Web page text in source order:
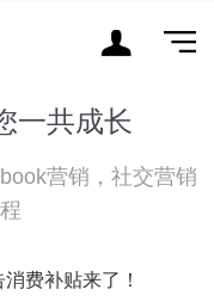
一共成长
营销，社交营销
消费补贴来了！